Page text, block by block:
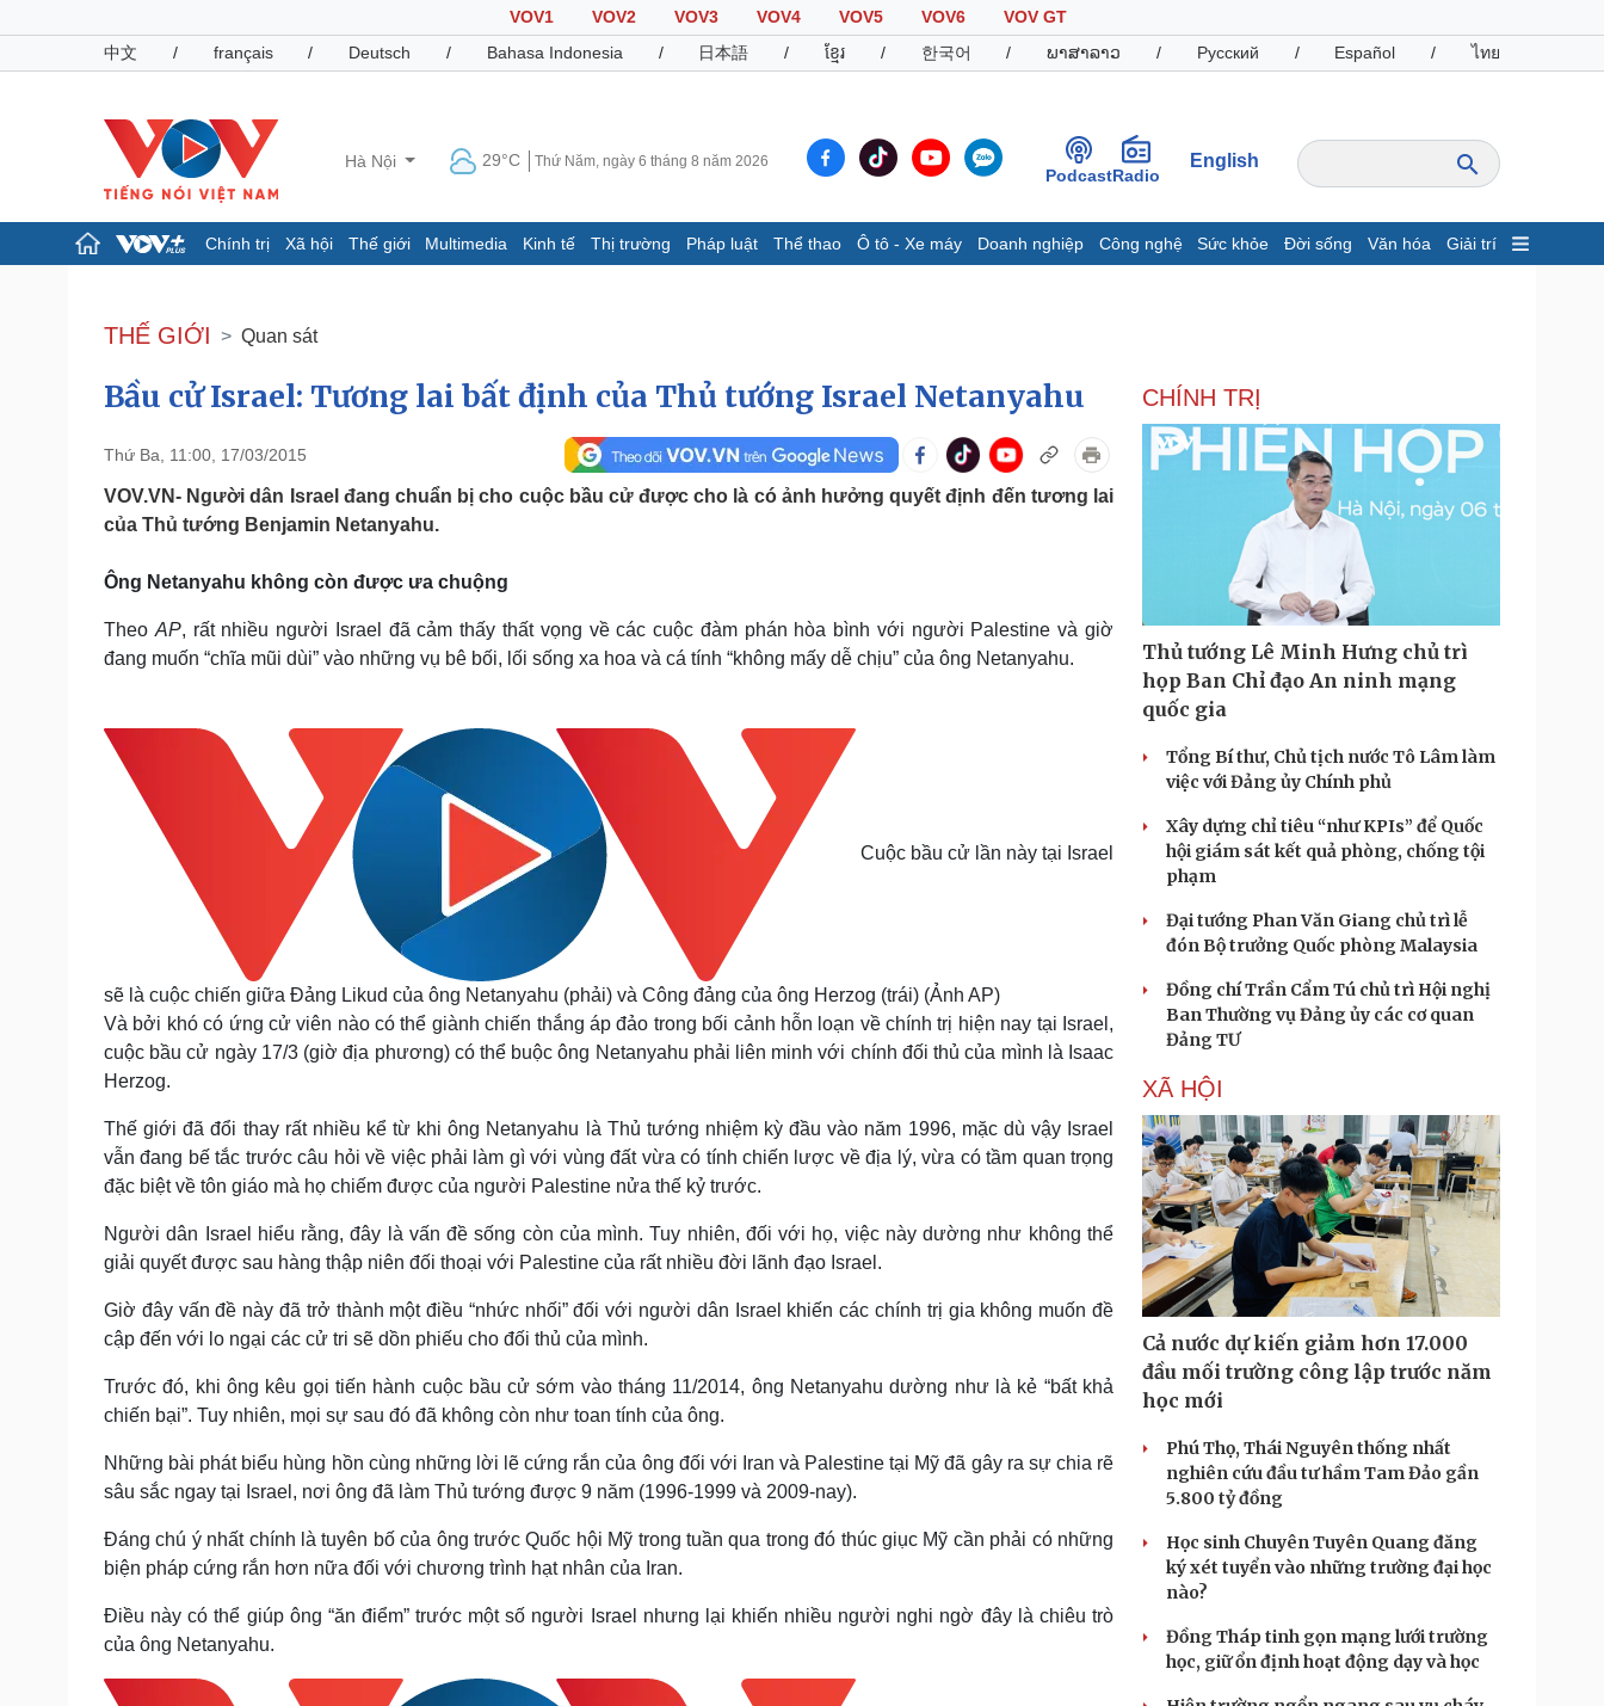
VOV1 VOV2 VOV3 VOV4 VOV5 VOV6
VOV GT
中文
/ français / Deutsch / Bahasa Indonesia / 日本語 / ខ្មែរ / 한국어 / ພາສາລາວ / Русский / Español / ไทย
Hà Nội 29°C Thứ Năm, ngày 6 tháng 8 năm 2026
PodcastRadio
English
Chính trị Xã hội Thế giới Multimedia Kinh tế Thị trường Pháp luật Thể thao Ô tô - Xe máy Doanh nghiệp Công nghệ Sức khỏe Đời sống Văn hóa Giải trí
Đảng
Tổ chức nhân sự
Quốc hội
Nhận diện sự thật
Dấu ấn VOV
Infographic
Giá cà phê
Pháp luật
Vụ án
Tư vấn luật
Quân sự - Quốc phòng
Vũ khí
Phân tích
Thể thao
Hậu trường
Ô tô - Xe máy
Doanh nghiệp
Công nghệ
Sành điệu
Tin Công nghệ
Trải nghiệm
Chuyển đổi số
Sức khỏe
Sản phụ khoa
Nhi khoa
Nam khoa
Làm đẹp - giảm cân
Phòng mạch online
Ăn sạch sống khỏe
Đời sống
Tình yêu - Gia đình
Văn hóa
Giải trí
Sao Việt
Du lịch
Podcast
Câu chuyện thời sự
Cửa sổ tình yêu
Kể chuyện cho bé
Hạt giống tâm hồn
THẾ GIỚI Quan sát
Bầu cử Israel: Tương lai bất định của Thủ tướng Israel Netanyahu
Thứ Ba, 11:00, 17/03/2015
VOV.VN- Người dân Israel đang chuẩn bị cho cuộc bầu cử được cho là có ảnh hưởng quyết định đến tương lai
của Thủ tướng Benjamin Netanyahu.
Ông Netanyahu không còn được ưa chuộng
Theo AP, rất nhiều người Israel đã cảm thấy thất vọng về các cuộc đàm phán hòa bình với người Palestine và giờ
đang muốn “chĩa mũi dùi” vào những vụ bê bối, lối sống xa hoa và cá tính “không mấy dễ chịu” của ông Netanyahu.
Cuộc bầu cử lần này tại Israel
sẽ là cuộc chiến giữa Đảng Likud của ông Netanyahu (phải) và Công đảng của ông Herzog (trái) (Ảnh AP)
Và bởi khó có ứng cử viên nào có thể giành chiến thắng áp đảo trong bối cảnh hỗn loạn về chính trị hiện nay tại Israel,
cuộc bầu cử ngày 17/3 (giờ địa phương) có thể buộc ông Netanyahu phải liên minh với chính đối thủ của mình là Isaac
Herzog.
Thế giới đã đổi thay rất nhiều kể từ khi ông Netanyahu là Thủ tướng nhiệm kỳ đầu vào năm 1996, mặc dù vậy Israel
vẫn đang bế tắc trước câu hỏi về việc phải làm gì với vùng đất vừa có tính chiến lược về địa lý, vừa có tầm quan trọng
đặc biệt về tôn giáo mà họ chiếm được của người Palestine nửa thế kỷ trước.
Người dân Israel hiểu rằng, đây là vấn đề sống còn của mình. Tuy nhiên, đối với họ, việc này dường như không thể
giải quyết được sau hàng thập niên đối thoại với Palestine của rất nhiều đời lãnh đạo Israel.
Giờ đây vấn đề này đã trở thành một điều “nhức nhối” đối với người dân Israel khiến các chính trị gia không muốn đề
cập đến với lo ngại các cử tri sẽ dồn phiếu cho đối thủ của mình.
Trước đó, khi ông kêu gọi tiến hành cuộc bầu cử sớm vào tháng 11/2014, ông Netanyahu dường như là kẻ “bất khả
chiến bại”. Tuy nhiên, mọi sự sau đó đã không còn như toan tính của ông.
Những bài phát biểu hùng hồn cùng những lời lẽ cứng rắn của ông đối với Iran và Palestine tại Mỹ đã gây ra sự chia rẽ
sâu sắc ngay tại Israel, nơi ông đã làm Thủ tướng được 9 năm (1996-1999 và 2009-nay).
Đáng chú ý nhất chính là tuyên bố của ông trước Quốc hội Mỹ trong tuần qua trong đó thúc giục Mỹ cần phải có những
biện pháp cứng rắn hơn nữa đối với chương trình hạt nhân của Iran.
Điều này có thể giúp ông “ăn điểm” trước một số người Israel nhưng lại khiến nhiều người nghi ngờ đây là chiêu trò
của ông Netanyahu.
CHÍNH TRỊ
Thủ tướng Lê Minh Hưng chủ trì
họp Ban Chỉ đạo An ninh mạng
quốc gia
Tổng Bí thư, Chủ tịch nước Tô Lâm làm
việc với Đảng ủy Chính phủ
Xây dựng chỉ tiêu “như KPIs” để Quốc
hội giám sát kết quả phòng, chống tội
phạm
Đại tướng Phan Văn Giang chủ trì lễ
đón Bộ trưởng Quốc phòng Malaysia
Đồng chí Trần Cẩm Tú chủ trì Hội nghị
Ban Thường vụ Đảng ủy các cơ quan
Đảng TƯ
XÃ HỘI
Cả nước dự kiến giảm hơn 17.000
đầu mối trường công lập trước năm
học mới
Phú Thọ, Thái Nguyên thống nhất
nghiên cứu đầu tư hầm Tam Đảo gần
5.800 tỷ đồng
Học sinh Chuyên Tuyên Quang đăng
ký xét tuyển vào những trường đại học
nào?
Đồng Tháp tinh gọn mạng lưới trường
học, giữ ổn định hoạt động dạy và học